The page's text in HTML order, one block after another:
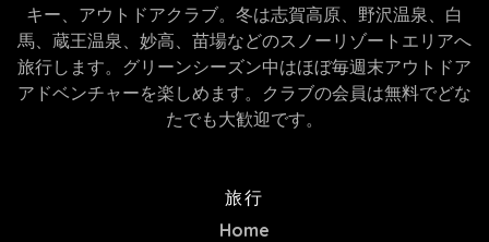
キー、アウトドアクラブ。冬は志賀高原、野沢温泉、白
馬、蔵王温泉、妙高、苗場などのスノーリゾートエリアへ
旅行します。グリーンシーズン中はほぼ毎週末アウトドア
アドベンチャーを楽しめます。クラブの会員は無料でどな
たでも大歓迎です。
旅行
Home